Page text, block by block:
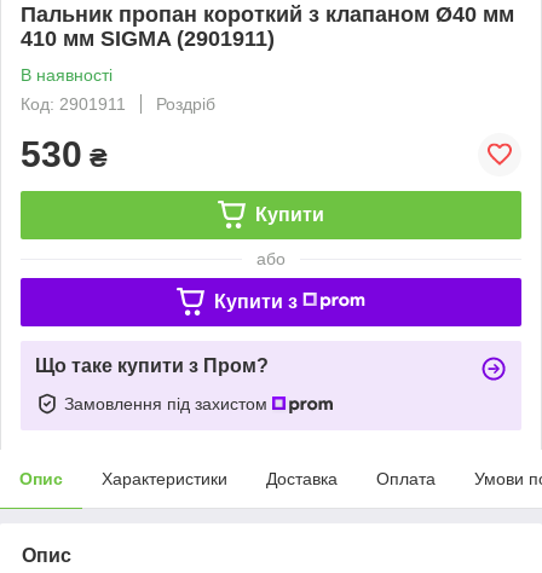
Пальник пропан короткий з клапаном Ø40 мм
410 мм SIGMA (2901911)
В наявності
Код: 2901911
Роздріб
530 ₴
Купити
або
Купити з
Що таке купити з Пром?
Замовлення під захистом
Опис Характеристики Доставка Оплата Умови
Опис